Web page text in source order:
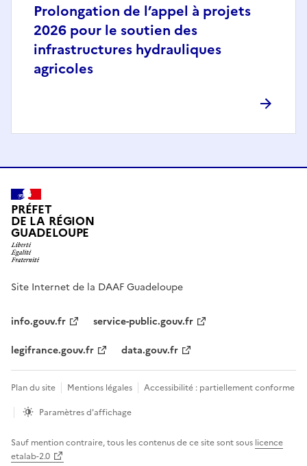
Prolongation de l’appel à projets
2026 pour le soutien des
infrastructures hydrauliques
agricoles
PRÉFET
DE LA RÉGION
GUADELOUPE
Site Internet de la DAAF Guadeloupe
info.gouv.fr
service-public.gouv.fr
legifrance.gouv.fr
data.gouv.fr
Plan du site Mentions légales
Accessibilité : partiellement conforme
Paramètres d'affichage
Sauf mention contraire, tous les contenus de ce site sont sous licence
etalab-2.0